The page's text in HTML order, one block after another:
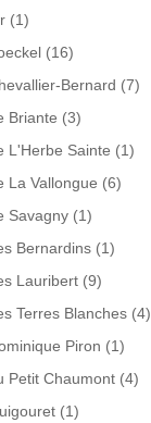
(1)
(16)
Bernard (7)
Briante (3)
L'Herbe Sainte (1)
La Vallongue (6)
Savagny (1)
Bernardins (1)
Lauribert (9)
Terres Blanches (4)
Piron (1)
Petit Chaumont (4)
(1)